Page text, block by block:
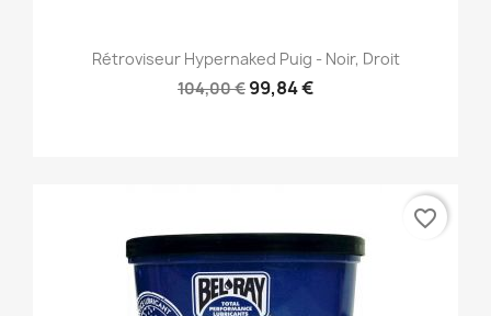
Rétroviseur Hypernaked Puig - Noir, Droit
104,00 € 99,84 €
favorite_border